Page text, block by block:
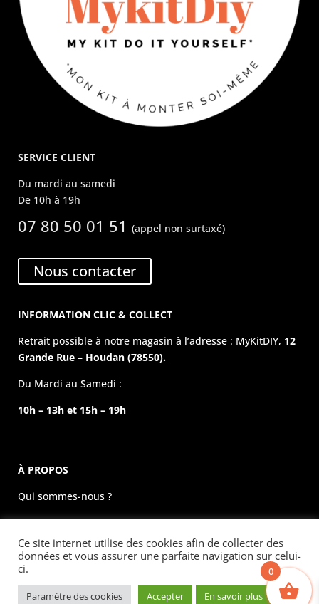
SERVICE CLIENT
Du mardi au samedi
De 10h à 19h
07 80 50 01 51(appel non surtaxé)
Nous contacter
INFORMATION CLIC & COLLECT
Retrait possible à notre magasin à l’adresse : MyKitDIY, 12
Grande Rue – Houdan (78550).
Du Mardi au Samedi :
10h – 13h et 15h – 19h
À PROPOS
Qui sommes-nous ?
La boutique physique
Évènements
Mentions légales
Ce site internet utilise des cookies afin de collecter des
données et vous assurer une parfaite navigation sur celui-
ci.
Paramètre des cookies Accepter En savoir plus
0